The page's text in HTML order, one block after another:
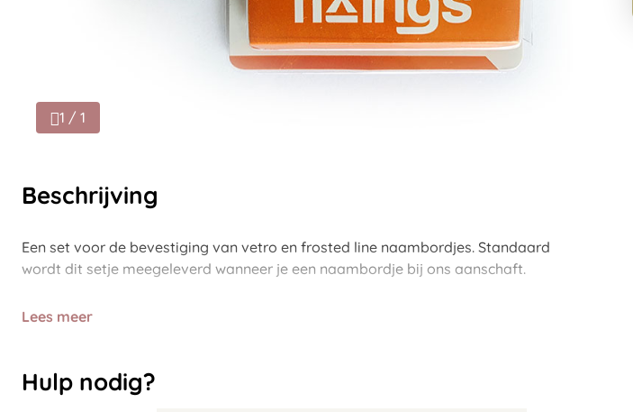
1 / 1
Beschrijving
Een set voor de bevestiging van vetro en frosted line naambordjes. Standaard
wordt dit setje meegeleverd wanneer je een naambordje bij ons aanschaft.
Lees meer
Hulp nodig?